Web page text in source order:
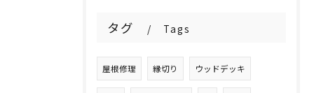
タグ Tags
屋根修理 縁切り ウッドデッキ